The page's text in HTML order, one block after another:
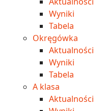
Wyniki
Tabela
Okręgówka
Aktualności
Wyniki
Tabela
A klasa
Aktualności